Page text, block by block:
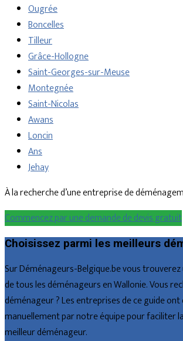
Ougrée
Boncelles
Tilleur
Grâce-Hollogne
Saint-Georges-sur-Meuse
Montegnée
Saint-Nicolas
Awans
Loncin
Ans
Jehay
À la recherche d’une entreprise de
Commencez par une demande de devis gratuit
Choisissez parmi les meilleurs
Sur Déménageurs-Belgique.be vous
de tous les déménageurs en Wallonie. Vous
déménageur ? Les entreprises de ce guide
manuellement par notre équipe pour faciliter
meilleur déménageur.